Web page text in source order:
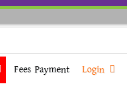
Fees Payment Login